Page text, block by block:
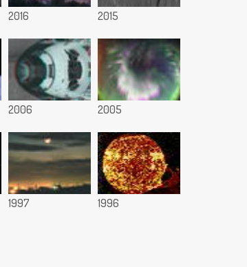
2016 2015
2006 2005
1997 1996